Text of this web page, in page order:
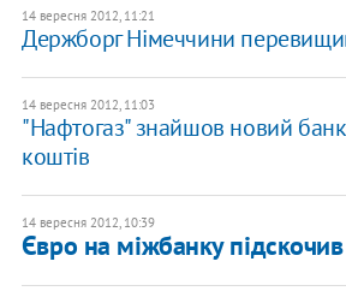
14 вересня 2012, 11:21
Держборг Німеччини
14 вересня 2012, 11:03
"Нафтогаз" знайшов новий
коштів
14 вересня 2012, 10:39
Євро на міжбанку